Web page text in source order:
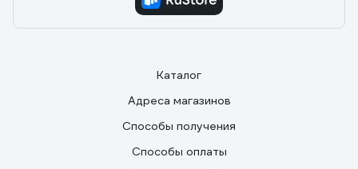
Каталог
Адреса магазинов
Способы получения
Способы оплаты